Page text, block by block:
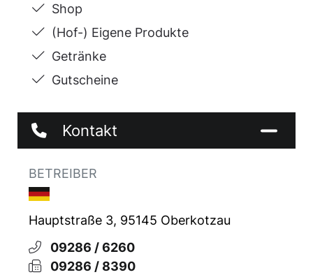
Shop
(Hof-) Eigene Produkte
Getränke
Gutscheine
Kontakt
BETREIBER
Hauptstraße 3, 95145 Oberkotzau
09286 / 6260
09286 / 8390